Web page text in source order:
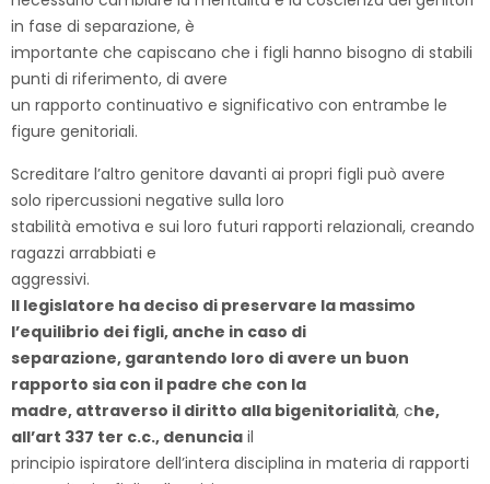
in fase di separazione, è
importante che capiscano che i figli hanno bisogno di stabili
punti di riferimento, di avere
un rapporto continuativo e significativo con entrambe le
figure genitoriali.
Screditare l’altro genitore davanti ai propri figli può avere
solo ripercussioni negative sulla loro
stabilità emotiva e sui loro futuri rapporti relazionali, creando
ragazzi arrabbiati e
aggressivi.
Il legislatore ha deciso di preservare la massimo
l’equilibrio dei figli, anche in caso di
separazione, garantendo loro di avere un buon
rapporto sia con il padre che con la
madre, attraverso il diritto alla bigenitorialità, che,
all’art 337 ter c.c., denuncia il
principio ispiratore dell’intera disciplina in materia di rapporti